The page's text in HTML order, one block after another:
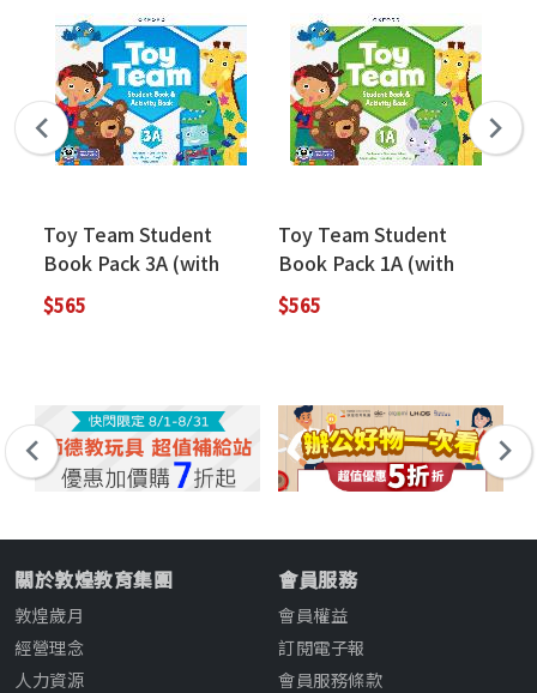
Toy Team Student
Book Pack 3A (with
Activity Book, QR Code
and APP)
$565
Toy Team Student
Book Pack 1A (with
Activity Book, QR Code
and APP)
$565
關於敦煌教育集團
敦煌歲月
經營理念
人力資源
會員服務
會員權益
訂閱電子報
會員服務條款